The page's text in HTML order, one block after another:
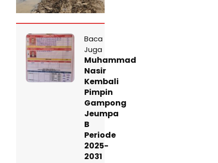
Baca
Juga
Muhammad
Nasir
Kembali
Pimpin
Gampong
Jeumpa
B
Periode
2025-
2031